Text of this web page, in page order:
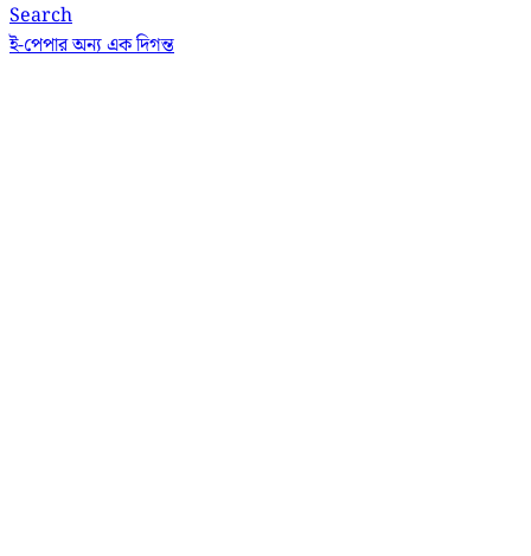
Search
ই-পেপারঅন্য এক দিগন্ত